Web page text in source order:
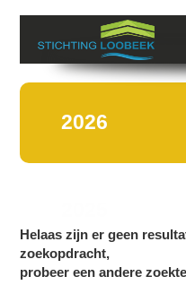
2026
Helaas zijn er geen
zoekopdracht,
probeer een andere